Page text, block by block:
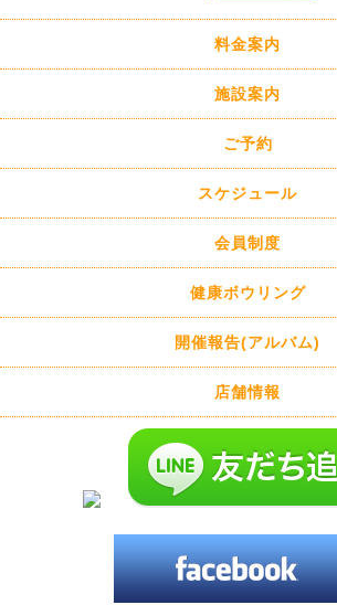
料金案内
施設案内
ご予約
スケジュール
会員制度
健康ボウリング
開催報告(アルバム)
店舗情報